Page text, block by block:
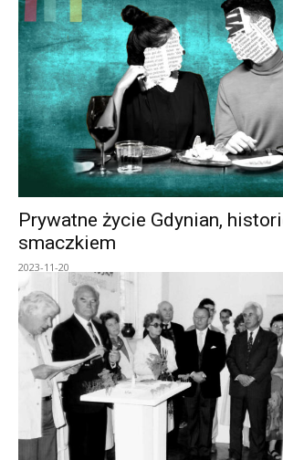
Prywatne życie Gdynian,
smaczkiem
2023-11-20